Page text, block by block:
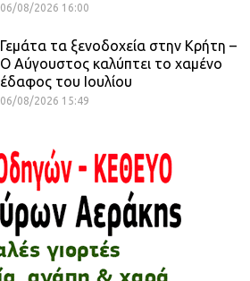
06/08/2026 16:00
Γεμάτα τα ξενοδοχεία στην Κρήτη –
Ο Αύγουστος καλύπτει το χαμένο
έδαφος του Ιουλίου
06/08/2026 15:49